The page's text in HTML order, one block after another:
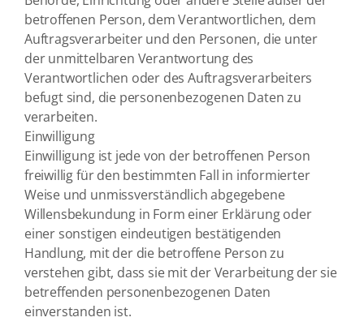
betroffenen Person, dem Verantwortlichen, dem
Auftragsverarbeiter und den Personen, die unter
der unmittelbaren Verantwortung des
Verantwortlichen oder des Auftragsverarbeiters
befugt sind, die personenbezogenen Daten zu
verarbeiten.
Einwilligung
Einwilligung ist jede von der betroffenen Person
freiwillig für den bestimmten Fall in informierter
Weise und unmissverständlich abgegebene
Willensbekundung in Form einer Erklärung oder
einer sonstigen eindeutigen bestätigenden
Handlung, mit der die betroffene Person zu
verstehen gibt, dass sie mit der Verarbeitung der sie
betreffenden personenbezogenen Daten
einverstanden ist.